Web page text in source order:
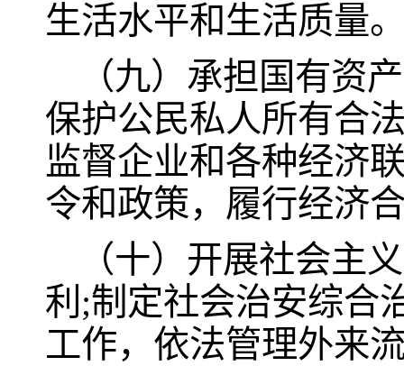
生活水平和生活质量
（九）承担国有资
保护公民私人所有合
监督企业和各种经济
令和政策，履行经济
（十）开展社会主
利;制定社会治安综合
工作，依法管理外来